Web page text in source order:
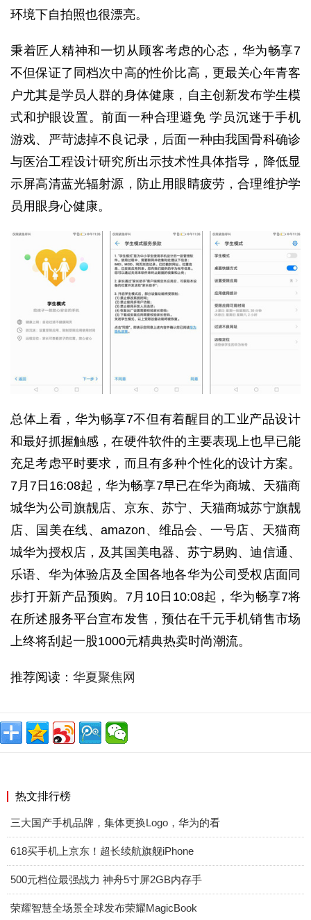
环境下自拍照也很漂亮。
秉着匠人精神和一切从顾客考虑的心态，华为畅享7
不但保证了同档次中高的性价比高，更最关心年青客
户尤其是学员人群的身体健康，自主创新发布学生模
式和护眼设置。前面一种合理避免 学员沉迷于手机
游戏、严苛滤掉不良记录，后面一种由我国骨科确诊
与医治工程设计研究所出示技术性具体指导，降低显
示屏高清蓝光辐射源，防止用眼睛疲劳，合理维护学
员用眼身心健康。
总体上看，华为畅享7不但有着醒目的工业产品设计
和最好抓握触感，在硬件软件的主要表现上也早已能
充足考虑平时要求，而且有多种个性化的设计方案。
7月7日16:08起，华为畅享7早已在华为商城、天猫商
城华为公司旗靓店、京东、苏宁、天猫商城苏宁旗靓
店、国美在线、amazon、维品会、一号店、天猫商
城华为授权店，及其国美电器、苏宁易购、迪信通、
乐语、华为体验店及全国各地各华为公司受权店面同
歩打开新产品预购。7月10日10:08起，华为畅享7将
在所述服务平台宣布发售，预估在千元手机销售市场
上终将刮起一股1000元精典热卖时尚潮流。
推荐阅读： 华夏聚焦网
热文排行榜
三大国产手机品牌，集体更换Logo，华为的看
618买手机上京东！超长续航旗舰iPhone
500元档位最强战力 神舟5寸屏2GB内存手
荣耀智慧全场景全球发布荣耀MagicBook